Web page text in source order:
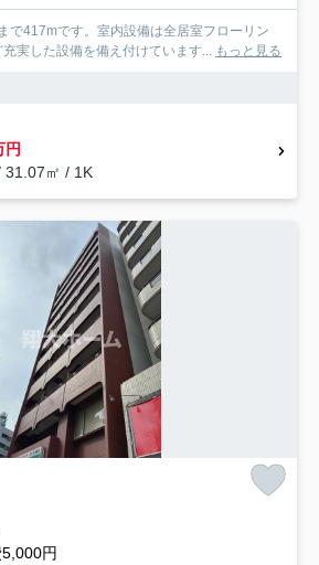
で417mです。室内設備は全居室フローリン
実した設備を備え付けています... もっと見る
円
31.07㎡ / 1K
円